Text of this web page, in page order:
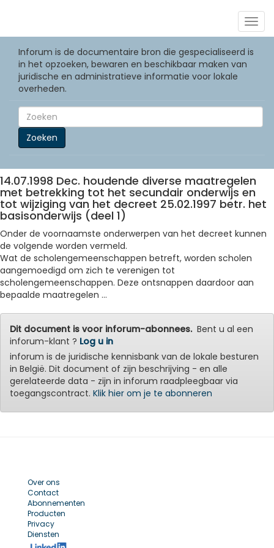
Inforum is de documentaire bron die gespecialiseerd is
in het opzoeken, bewaren en beschikbaar maken van
juridische en administratieve informatie voor lokale
overheden.
Zoeken
14.07.1998 Dec. houdende diverse maatregelen
met betrekking tot het secundair onderwijs en
tot wijziging van het decreet 25.02.1997 betr. het
basisonderwijs (deel 1)
Onder de voornaamste onderwerpen van het decreet kunnen
de volgende worden vermeld.
Wat de scholengemeenschappen betreft, worden scholen
aangemoedigd om zich te verenigen tot
scholengemeenschappen. Deze ontsnappen daardoor aan
bepaalde maatregelen ...
Dit document is voor inforum-abonnees.Bent u al een
inforum-klant ? Log u in
inforum is de juridische kennisbank van de lokale besturen
in België. Dit document of zijn beschrijving - en alle
gerelateerde data - zijn in inforum raadpleegbaar via
toegangscontract. Klik hier om je te abonneren
Over ons
Contact
Abonnementen
Producten
Privacy
Diensten